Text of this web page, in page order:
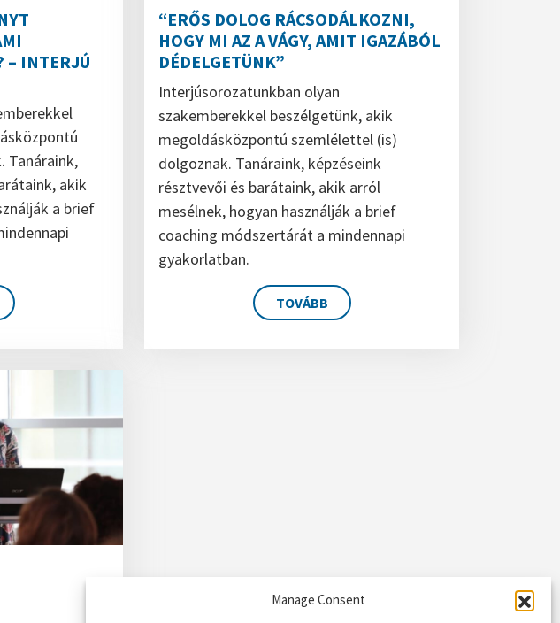
Manage Consent
– INTERJÚ
Tanáraink,
akik
a brief
“ERŐS DOLOG RÁCSODÁLKOZNI,
HOGY MI AZ A VÁGY, AMIT IGAZÁBÓL
DÉDELGETÜNK”
Interjúsorozatunkban olyan
szakemberekkel beszélgetünk, akik
megoldásközpontú szemlélettel (is)
dolgoznak. Tanáraink, képzéseink
résztvevői és barátaink, akik arról
mesélnek, hogyan használják a brief
coaching módszertárát a mindennapi
gyakorlatban.
TOVÁBB